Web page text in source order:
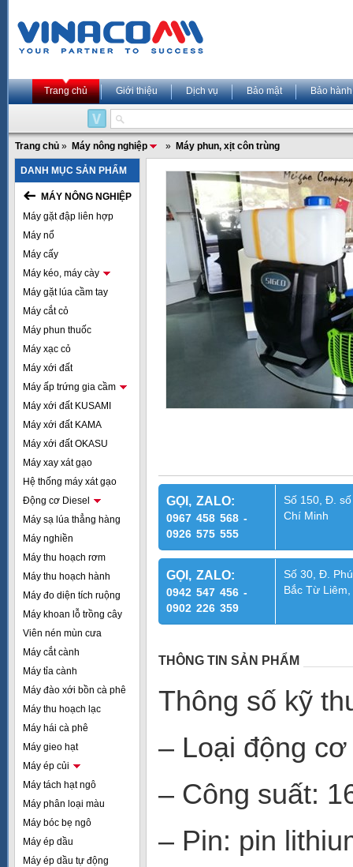
Trang chủ Giới thiệu Dịch vụ Bảo mật Bảo hành
Trang chủ » Máy nông nghiệp » Máy phun, xịt côn trùng
DANH MỤC SẢN PHẨM
MÁY NÔNG NGHIỆP
Máy gặt đập liên hợp
Máy nổ
Máy cấy
Máy kéo, máy cày
Máy gặt lúa cầm tay
Máy cắt cỏ
Máy phun thuốc
Máy xạc cỏ
Máy xới đất
Máy ấp trứng gia cầm
Máy xới đất KUSAMI
Máy xới đất KAMA
Máy xới đất OKASU
Máy xay xát gạo
Hệ thống máy xát gạo
Động cơ Diesel
Máy sạ lúa thẳng hàng
Máy nghiền
Máy thu hoạch rơm
Máy thu hoạch hành
Máy đo diện tích ruộng
Máy khoan lỗ trồng cây
Viên nén mùn cưa
Máy cắt cành
Máy tỉa cành
Máy đào xới bồn cà phê
Máy thu hoạch lạc
Máy hái cà phê
Máy gieo hạt
Máy ép củi
Máy tách hạt ngô
Máy phân loại màu
Máy bóc bẹ ngô
Máy ép dầu
Máy ép dầu tự động
GỌI, ZALO:
0967 458 568 -
0926 575 555
Số 150, Đ.
Chí Minh
GỌI, ZALO:
0942 547 456 -
0902 226 359
Số 30, Đ.
Bắc Từ
THÔNG TIN SẢN PHẨM
Thông số kỹ
– Loại động
– Công suất:
– Pin: pin